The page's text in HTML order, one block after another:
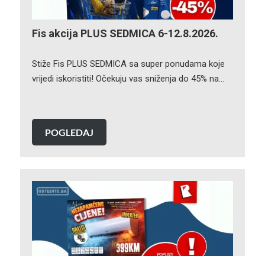
Fis akcija PLUS SEDMICA 6-12.8.2026.
Stiže Fis PLUS SEDMICA sa super ponudama koje
vrijedi iskoristiti! Očekuju vas sniženja do 45% na…
POGLEDAJ